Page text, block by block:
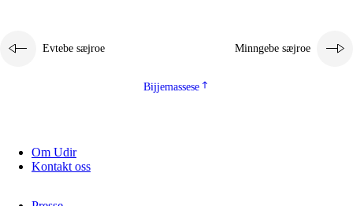
Evtebe sæjroe Minngebe sæjroe
Bijjemassese
Om Udir
Kontakt oss